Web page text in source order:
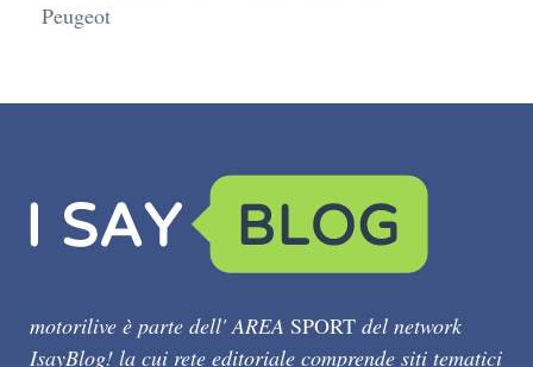
Peugeot
motorilive è parte dell' AREA SPORT del network
IsayBlog! la cui rete editoriale comprende siti tematici